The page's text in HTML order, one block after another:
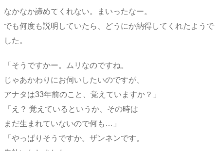
なかなか諦めてくれない。まいったなー。
でも何度も説明していたら、どうにか納得してくれたようで
した。
「そうですかー。ムリなのですね。
じゃあかわりにお伺いしたいのですが、
アナタは33年前のこと、覚えていますか？」
「え？ 覚えているというか、その時は
まだ生まれていないので何も…」
「やっぱりそうですか。ザンネンです。